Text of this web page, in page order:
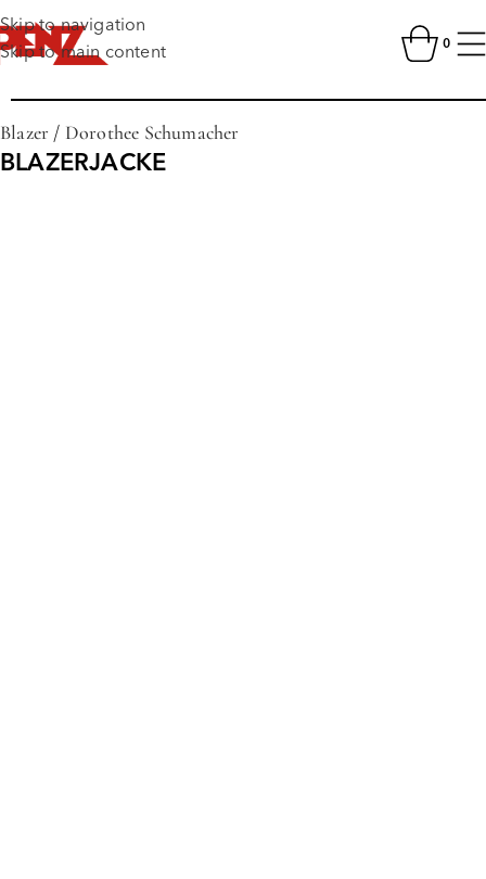
Skip to navigation
Skip to main content
0
Blazer / Dorothee Schumacher
BLAZERJACKE